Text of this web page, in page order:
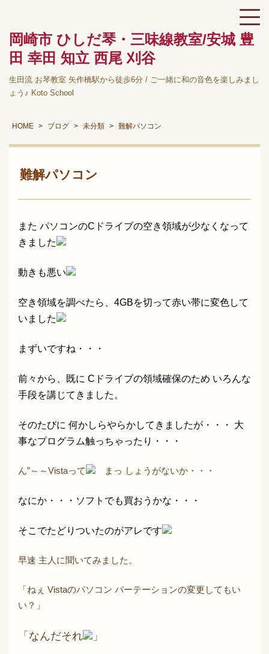
岡崎市 ひしだ琴・三味線教室/安城 豊
田 幸田 知立 西尾 刈谷
生田流 お琴教室 矢作橋駅から徒歩6分 / ご一緒に和の音色を楽しみまし
ょう♪ Koto School
HOME ブログ 未分類 難解パソコン
難解パソコン
また パソコンのCドライブの空き領域が少なくなって
きました
動きも悪い
空き領域を調べたら、4GBを切って赤い帯に変色して
いました
まずいですね・・・
前々から、既に Cドライブの領域確保のため いろんな
手段を講じてきました。
そのたびに 何かしらやらかしてきましたが・・・ 大
事なプログラム触っちゃったり・・・
ん”～～Vistaって まっ しょうがないか・・・
なにか・・・ソフトでも買おうかな・・・
そこでたどりついたのがアレです
早速 主人に聞いてみました。
「ねぇ Vistaのパソコン パーテーションの変更してもい
い？」
「なんだそれ 」